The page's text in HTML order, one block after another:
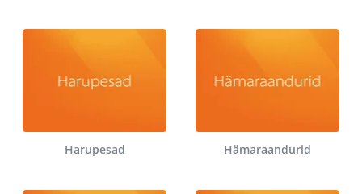
Harupesad Hämaraandurid